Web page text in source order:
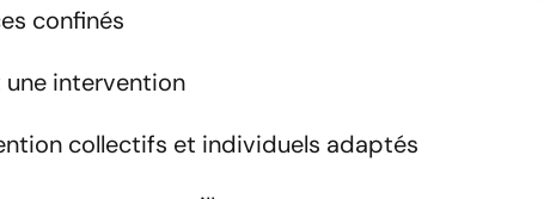
confinés
une intervention
collectifs et individuels adaptés